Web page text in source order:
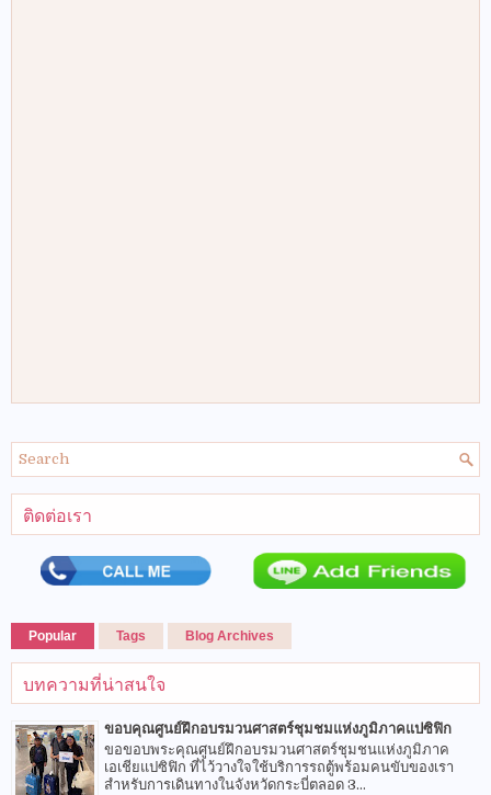
ติดต่อเรา
Popular Tags Blog Archives
บทความที่น่าสนใจ
ขอบคุณศูนย์ฝึกอบรมวนศาสตร์ชุมชมแห่งภูมิภาคแปซิฟิก
ขอขอบพระคุณศูนย์ฝึกอบรมวนศาสตร์ชุมชนแห่งภูมิภาค
เอเชียแปซิฟิก ที่ไว้วางใจใช้บริการรถตู้พร้อมคนขับของเรา
สำหรับการเดินทางในจังหวัดกระบี่ตลอด 3...